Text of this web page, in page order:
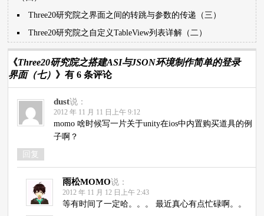
Three20研究院之界面之间的转跳与参数的传递（三）
Three20研究院之自定义TableView列表详解（二）
《Three20研究院之搭建ASI与JSON环境制作简单的登录
界面（七） 》有 6 条评论
dust说：
2012 年 11 月 11 日上午 9:12
momo 啥时候写一片关于unity在ios中内置购买道具的例
子啊？
回复
雨松MOMO说：
2012 年 11 月 12 日上午 2:43
等有时间了一定哈。。。 最近真心有点忙碌啊。。